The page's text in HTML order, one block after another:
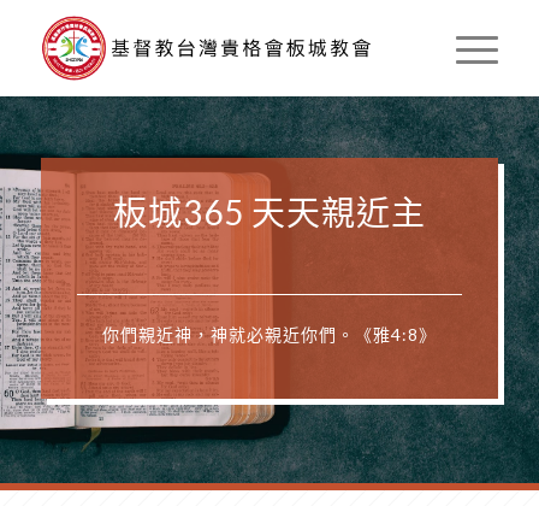
板城365 天天親近主
你們親近神，神就必親近你們。《雅4:8》